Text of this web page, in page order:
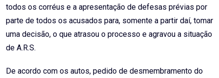
todos os corréus e a apresentação de defesas prévias por
parte de todos os acusados para, somente a partir daí, tomar
uma decisão, o que atrasou o processo e agravou a situação
de A.R.S.
De acordo com os autos, pedido de desmembramento do